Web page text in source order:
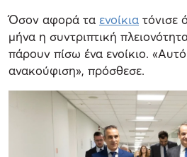
Όσον αφορά τα ενοίκια τόνισε
μήνα η συντριπτική
πάρουν πίσω ένα ενοίκιο. «Αυτό
ανακούφιση», πρόσθεσε.